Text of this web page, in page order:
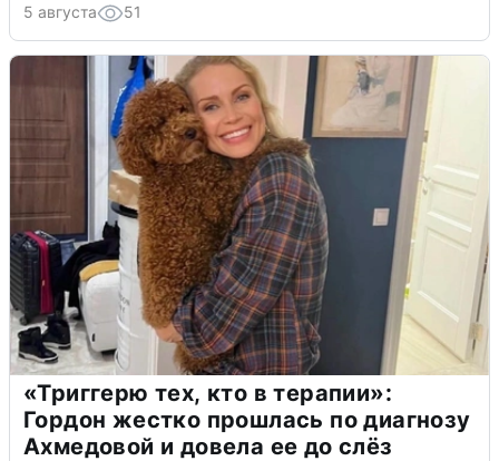
5 августа 51
«Триггерю тех, кто в терапии»:
Гордон жестко прошлась по диагнозу
Ахмедовой и довела ее до слёз